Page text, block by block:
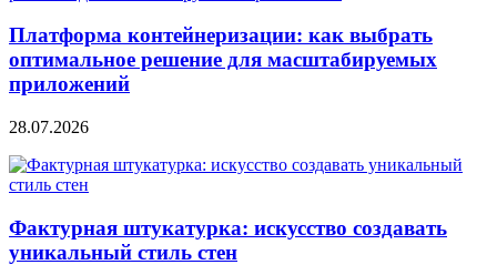
Платформа контейнеризации: как выбрать
оптимальное решение для масштабируемых
приложений
28.07.2026
Фактурная штукатурка: искусство создавать
уникальный стиль стен